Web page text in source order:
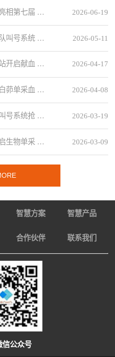
2026-06-19
相第七届 …
2026-05-11
叫号系统 …
2026-04-17
开启献血 …
2026-04-08
茆单采血 …
2026-03-19
号系统抢 …
2026-03-09
生物单采 …
智慧方案 智慧产品
合作伙伴 联系我们
信公众号